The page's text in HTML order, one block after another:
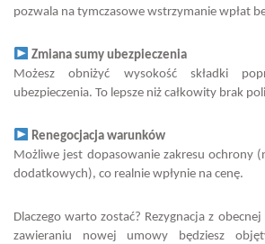
pozwala na tymczasowe wstrzymanie wpłat
Zmiana sumy ubezpieczenia
Możesz obniżyć wysokość składki
ubezpieczenia. To lepsze niż całkowity brak
Renegocjacja warunków
Możliwe jest dopasowanie zakresu ochrony
dodatkowych), co realnie wpłynie na cenę.
Dlaczego warto zostać? Rezygnacja z
zawieraniu nowej umowy będziesz